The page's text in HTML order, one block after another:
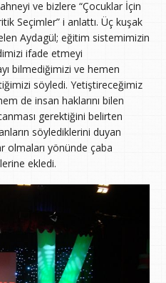
ve bizlere “Çocuklar İçin
Seçimler” i anlattı. Üç kuşak
Aydagül; eğitim sistemimizin
ifade etmeyi
bilmediğimizi ve hemen
söyledi. Yetiştireceğimiz
de insan haklarını bilen
gerektiğini belirten
söylediklerini duyan
olmaları yönünde çaba
ekledi.